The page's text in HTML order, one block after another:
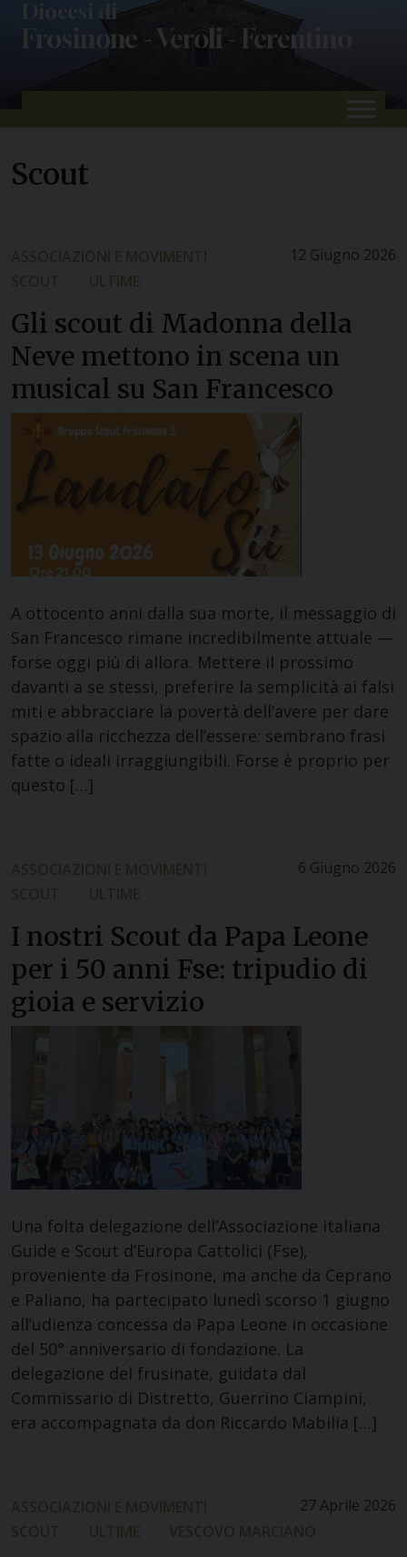
Diocesi di
Frosinone - Veroli - Ferentino
Scout
12 Giugno 2026
ASSOCIAZIONI E MOVIMENTI
SCOUT
ULTIME
Gli scout di Madonna della
Neve mettono in scena un
musical su San Francesco
A ottocento anni dalla sua morte, il messaggio di
San Francesco rimane incredibilmente attuale —
forse oggi più di allora. Mettere il prossimo
davanti a se stessi, preferire la semplicità ai falsi
miti e abbracciare la povertà dell’avere per dare
spazio alla ricchezza dell’essere: sembrano frasi
fatte o ideali irraggiungibili. Forse è proprio per
questo […]
6 Giugno 2026
ASSOCIAZIONI E MOVIMENTI
SCOUT
ULTIME
I nostri Scout da Papa Leone
per i 50 anni Fse: tripudio di
gioia e servizio
Una folta delegazione dell’Associazione italiana
Guide e Scout d’Europa Cattolici (Fse),
proveniente da Frosinone, ma anche da Ceprano
e Paliano, ha partecipato lunedì scorso 1 giugno
all’udienza concessa da Papa Leone in occasione
del 50° anniversario di fondazione. La
delegazione del frusinate, guidata dal
Commissario di Distretto, Guerrino Ciampini,
era accompagnata da don Riccardo Mabilia […]
27 Aprile 2026
ASSOCIAZIONI E MOVIMENTI
SCOUT
ULTIME VESCOVO MARCIANÒ